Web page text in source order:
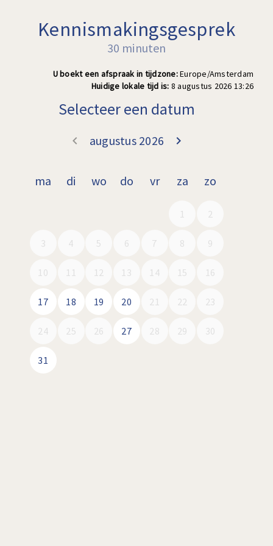
Kennismakingsgesprek
30 minuten
U boekt een afspraak in tijdzone:Europe/Amsterdam
Huidige lokale tijd is: 8 augustus 2026 13:26
Selecteer een datum
augustus 2026
keyboard_arrow_left
keyboard_arrow_right
ma di wo do vr za zo
1 2
3 4 5 6 7 8 9
10 11 12 13 14 15 16
17 18 19 20 21 22 23
24 25 26 27 28 29 30
31